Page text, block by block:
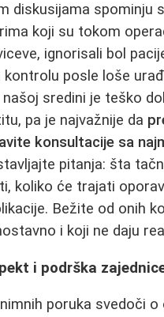
diskusijama spominju
koji su tokom
ignorisali bol
kontrolu posle loše
sredini je teško
pa je najvažnije da
konsultacije sa
pitanja: šta
koliko će trajati
Bežite od onih
i koji ne daju
i podrška
poruka svedoči o